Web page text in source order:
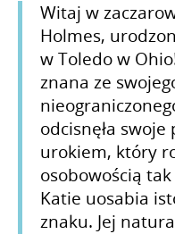
Witaj w
Holmes,
w Toledo w
znana ze
odcisnęła
urokiem, który
osobowością
Katie uosabia
znaku. Jej